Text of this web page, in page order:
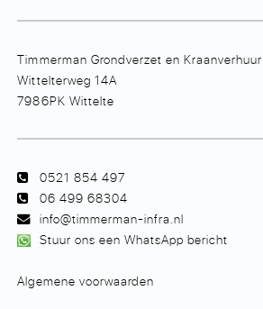
Timmerman Grondverzet en Kraanverhuur
Wittelterweg 14A
7986PK Wittelte
0521 854 497
06 499 68304
info@timmerman-infra.nl
Stuur ons een WhatsApp bericht
Algemene voorwaarden